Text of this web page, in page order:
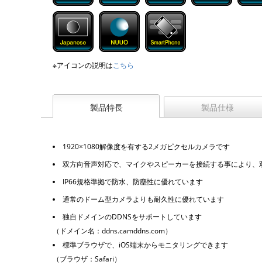
※アイコンの説明はこちら
製品特長 製品仕様
1920×1080解像度を有する2メガピクセルカメラです
双方向音声対応で、マイクやスピーカーを接続する事により
IP66規格準拠で防水、防塵性に優れています
通常のドーム型カメラよりも耐久性に優れています
独自ドメインのDDNSをサポートしています
（ドメイン名：ddns.camddns.com）
標準ブラウザで、iOS端末からモニタリングできます
（ブラウザ：Safari）